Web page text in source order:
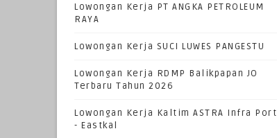
Lowongan Kerja PT ANGKA PETROLEUM
RAYA
Lowongan Kerja SUCI LUWES PANGESTU
Lowongan Kerja RDMP Balikpapan JO
Terbaru Tahun 2026
Lowongan Kerja Kaltim ASTRA Infra Port
- Eastkal